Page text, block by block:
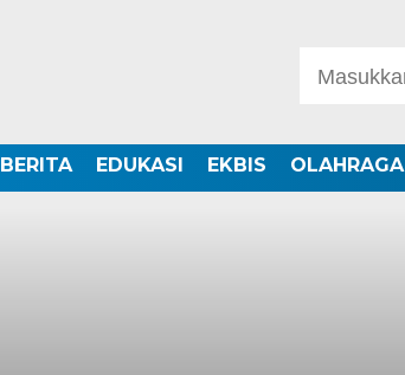
BERITA EDUKASI EKBIS OLAHRAGA